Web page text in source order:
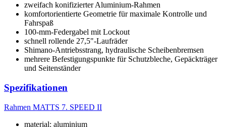
zweifach konifizierter Aluminium-Rahmen
komfortorientierte Geometrie für maximale Kontrolle und
Fahrspaß
100-mm-Federgabel mit Lockout
schnell rollende 27,5"-Laufräder
Shimano-Antriebsstrang, hydraulische Scheibenbremsen
mehrere Befestigungspunkte für Schutzbleche, Gepäckträger
und Seitenständer
Spezifikationen
Rahmen MATTS 7. SPEED II
material: aluminium